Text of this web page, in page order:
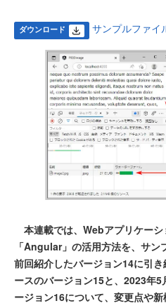
ダウンロード サンプルファイ
本連載では、Webアプリケーシ
「Angular」の活用方法を、サン
前回紹介したバージョン14に引
ースのバージョン15と、2023年
ージョン16について、変更点や新